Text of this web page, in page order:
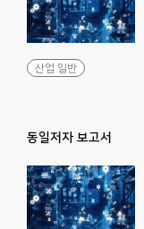
산업 일반
동일저자 보고서